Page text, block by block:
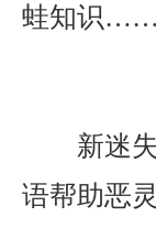
蛙知识……
新迷
语帮助恶